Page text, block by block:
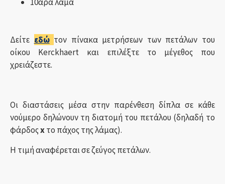
Δείτε εδώ τον πίνακα μετρήσεων των πετάλων του
οίκου Kerckhaert και επιλέξτε το μέγεθος που
χρειάζεστε.
Οι διαστάσεις μέσα στην παρένθεση δίπλα σε κάθε
νούμερο δηλώνουν τη διατομή του πετάλου (δηλαδή το
φάρδοςxτο πάχος της λάμας).
Η τιμή αναφέρεται σε ζεύγος πετάλων.